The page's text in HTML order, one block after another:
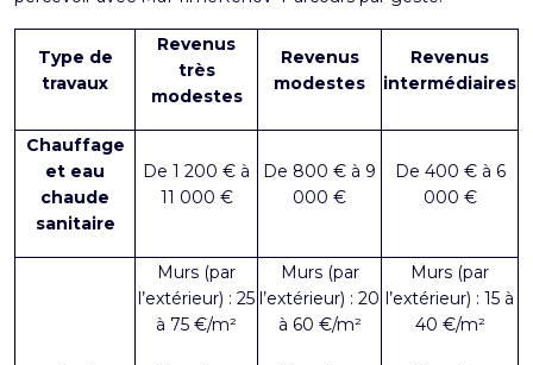
Type de
travaux
Revenus
très
modestes
Revenus
modestes
Revenus
intermédiaires
Chauffage
et eau
chaude
sanitaire
De 1 200 € à
11 000 €
De 800 € à 9
000 €
De 400 € à 6
000 €
Murs (par
l’extérieur) : 25
à 75 €/m²
Murs (par
l’extérieur) : 20
à 60 €/m²
Murs (par
l’extérieur) : 15 à
40 €/m²